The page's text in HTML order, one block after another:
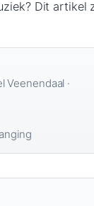
Dit
Veenendaal ·